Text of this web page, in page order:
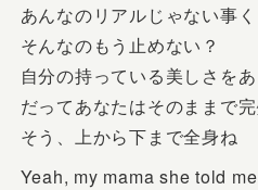
あんなのリアルじゃない事
そんなのもう止めない？
自分の持っている美しさを
だってあなたはそのままで
そう、上から下まで全身ね
Yeah, my mama she told